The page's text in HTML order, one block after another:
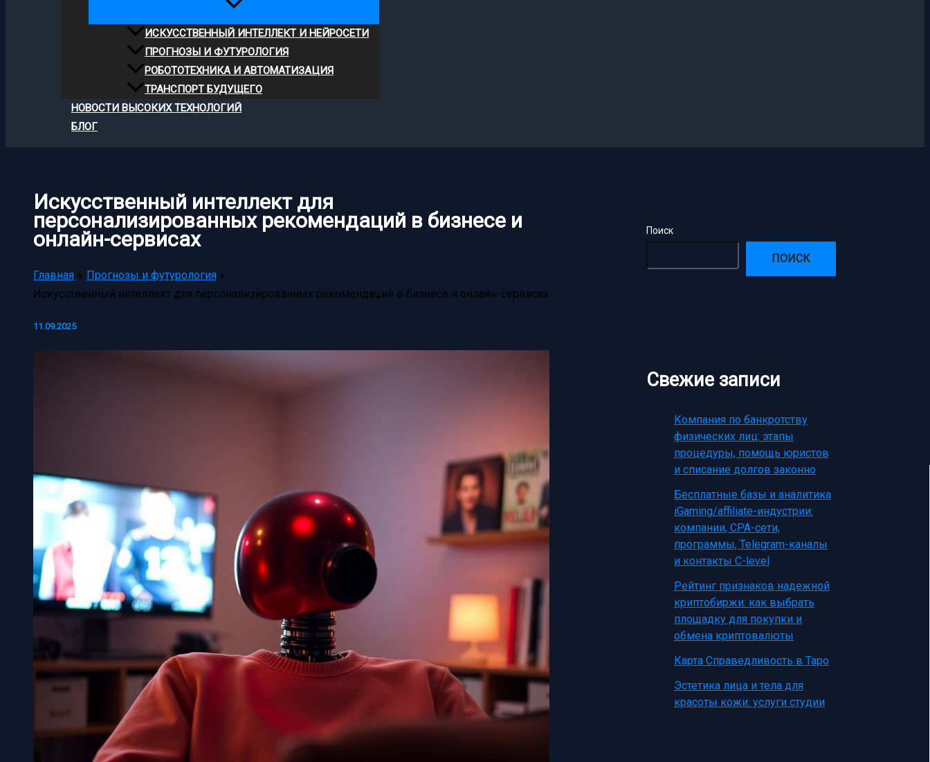
ИСКУССТВЕННЫЙ ИНТЕЛЛЕКТ И НЕЙРОСЕТИ
ПРОГНОЗЫ И ФУТУРОЛОГИЯ
РОБОТОТЕХНИКА И АВТОМАТИЗАЦИЯ
ТРАНСПОРТ БУДУЩЕГО
НОВОСТИ ВЫСОКИХ ТЕХНОЛОГИЙ
БЛОГ
Искусственный интеллект для
персонализированных рекомендаций в бизнесе и
онлайн-сервисах
Главная
Прогнозы и футурология
Искусственный интеллект для персонализированных рекомендаций в бизнесе и онлайн-сервисах
11.09.2025
Поиск
ПОИСК
Свежие записи
Компания по банкротству
физических лиц: этапы
процедуры, помощь юристов
и списание долгов законно
Бесплатные базы и аналитика
iGaming/affiliate-индустрии:
компании, CPA-сети,
программы, Telegram-каналы
и контакты C-level
Рейтинг признаков надежной
криптобиржи: как выбрать
площадку для покупки и
обмена криптовалюты
Карта Справедливость в Таро
Эстетика лица и тела для
красоты кожи: услуги студии